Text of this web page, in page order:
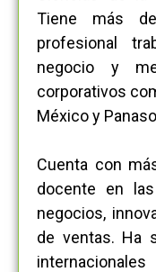
Tiene más
profesional
negocio y
corporativos
México y
Cuenta con
docente en
negocios,
de ventas. Ha